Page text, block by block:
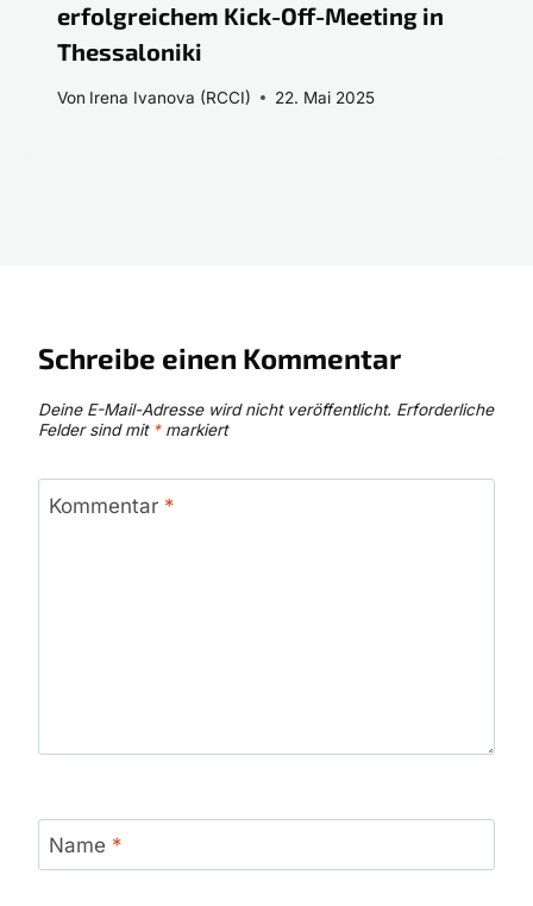
erfolgreichem Kick-Off-Meeting in
Thessaloniki
Von Irena Ivanova (RCCI) 22. Mai 2025
Schreibe einen Kommentar
Deine E-Mail-Adresse wird nicht veröffentlicht. Erforderliche
Felder sind mit *markiert
Kommentar *
Name *